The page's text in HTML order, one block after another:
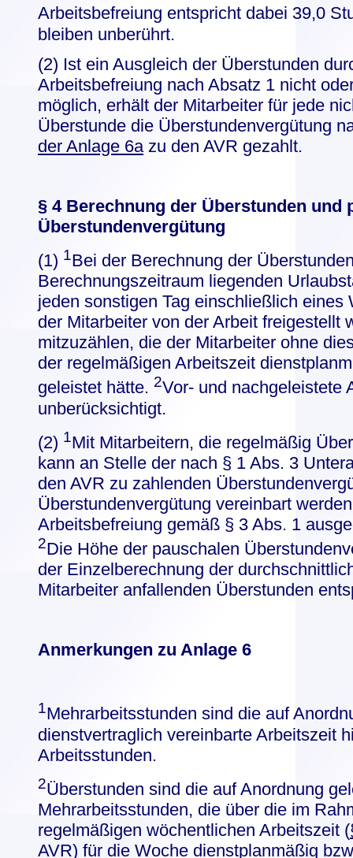
Arbeitsbefreiung entspricht dabei 39,0
bleiben unberührt.
(2) Ist ein Ausgleich der Überstunden
Arbeitsbefreiung nach Absatz 1 nicht
möglich, erhält der Mitarbeiter für jede
Überstunde die Überstundenvergütung
der Anlage 6a zu den AVR gezahlt.
§ 4 Berechnung der Überstunden und
Überstundenvergütung
(1) 1Bei der Berechnung der
Berechnungszeitraum liegenden
jeden sonstigen Tag einschließlich eines
der Mitarbeiter von der Arbeit freigestellt
mitzuzählen, die der Mitarbeiter ohne
der regelmäßigen Arbeitszeit
geleistet hätte. 2Vor- und nachgeleistete
unberücksichtigt.
(2) 1Mit Mitarbeitern, die regelmäßig
kann an Stelle der nach § 1 Abs. 3
den AVR zu zahlenden
Überstundenvergütung vereinbart
Arbeitsbefreiung gemäß § 3 Abs. 1
2Die Höhe der pauschalen
der Einzelberechnung der
Mitarbeiter anfallenden Überstunden
Anmerkungen zu Anlage 6
1Mehrarbeitsstunden sind die auf
dienstvertraglich vereinbarte Arbeitszeit
Arbeitsstunden.
2Überstunden sind die auf Anordnung
Mehrarbeitsstunden, die über die im
regelmäßigen wöchentlichen Arbeitszeit (
AVR) für die Woche dienstplanmäßig